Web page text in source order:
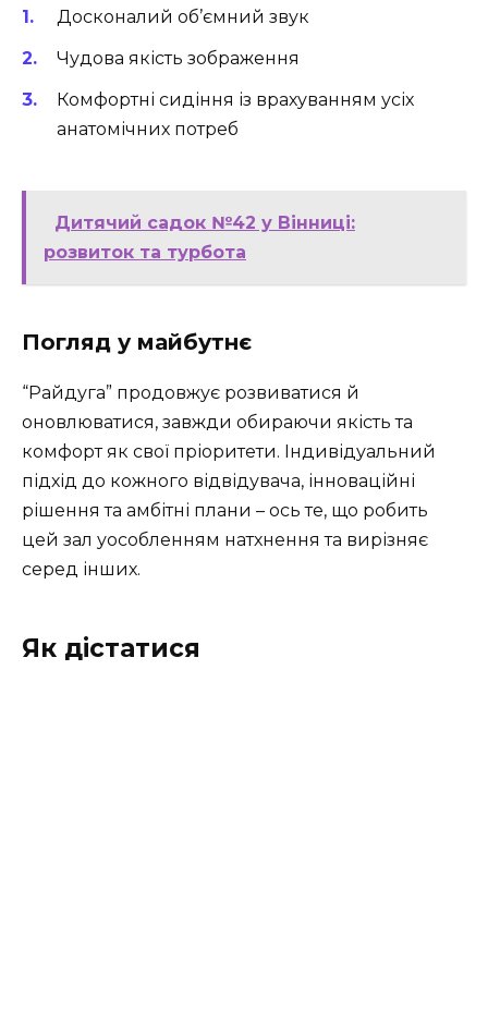
Досконалий об’ємний звук
Чудова якість зображення
Комфортні сидіння із врахуванням усіх
анатомічних потреб
Дитячий садок №42 у Вінниці:
розвиток та турбота
Погляд у майбутнє
“Райдуга” продовжує розвиватися й
оновлюватися, завжди обираючи якість та
комфорт як свої пріоритети. Індивідуальний
підхід до кожного відвідувача, інноваційні
рішення та амбітні плани – ось те, що робить
цей зал уособленням натхнення та вирізняє
серед інших.
Як дістатися